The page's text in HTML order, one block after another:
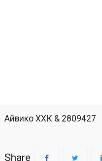
Айвико ХХК & 2809427
Share